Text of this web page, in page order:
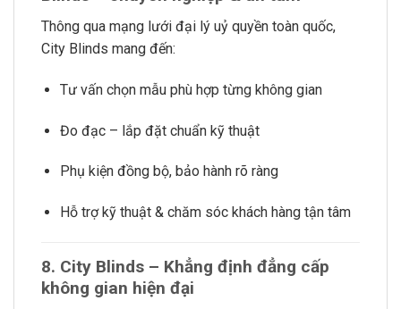
Thông qua mạng lưới đại lý uỷ quyền toàn quốc,
City Blinds mang đến:
Tư vấn chọn mẫu phù hợp từng không gian
Đo đạc – lắp đặt chuẩn kỹ thuật
Phụ kiện đồng bộ, bảo hành rõ ràng
Hỗ trợ kỹ thuật & chăm sóc khách hàng tận tâm
8. City Blinds – Khẳng định đẳng cấp
không gian hiện đại